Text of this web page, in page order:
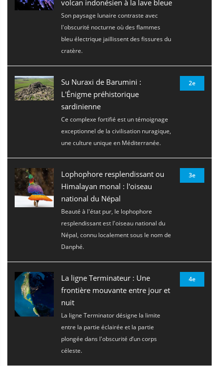
volcan indonésien à la lave bleue
Son paysage lunaire contraste avec
l'obscurité nocturne où des flammes
bleu électrique jaillissent des fissures du
cratère.
Su Nuraxi de Barumini :
L'Énigme préhistorique
sardinienne
Ce complexe fortifié est un témoignage
exceptionnel de la civilisation nuragique,
une culture unique en Méditerranée.
2e
Lophophore resplendissant ou
Himalayan monal : l'oiseau
national du Népal
Beauté à l'état pur, le lophophore
resplendissant est l'oiseau national du
Népal, connu localement sous le nom de
Danphé.
3e
La ligne Terminateur : Une
frontière mouvante entre jour et
nuit
La ligne Terminator désigne la limite
entre la partie éclairée et la partie
plongée dans l'obscurité d’un corps
céleste.
4e